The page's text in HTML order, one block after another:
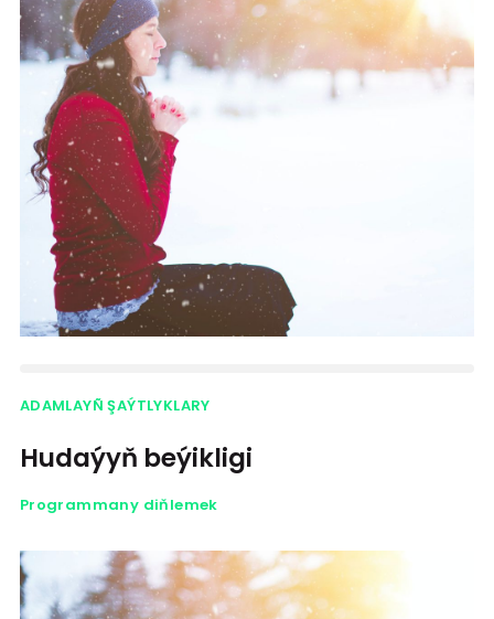
ADAMLAYÑ ŞAÝTLYKLARY
Hudaýyň beýikligi
Programmany diňlemek